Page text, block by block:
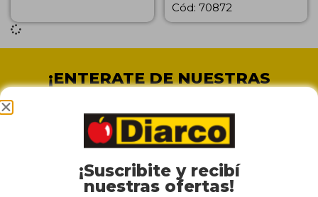
Cód: 70872
¡ENTERATE DE NUESTRAS
SUSCRIBIRME
¡Suscribite y recibí
nuestras ofertas!